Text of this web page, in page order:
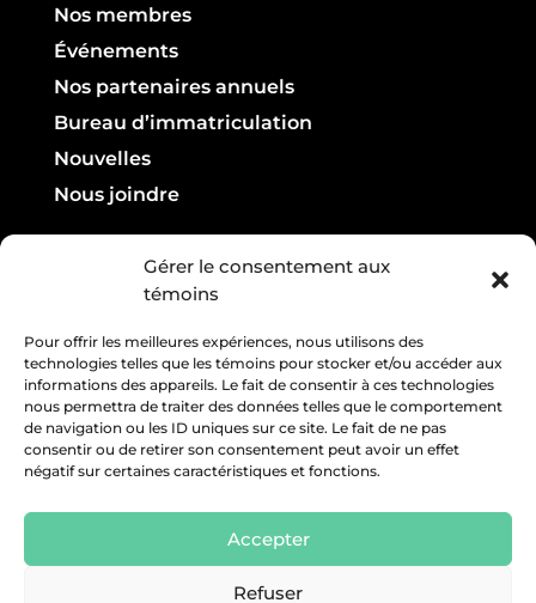
Gérer le consentement aux
témoins
Pour offrir les meilleures expériences, nous utilisons des
technologies telles que les témoins pour stocker et/ou accéder aux
informations des appareils. Le fait de consentir à ces technologies
nous permettra de traiter des données telles que le comportement
de navigation ou les ID uniques sur ce site. Le fait de ne pas
consentir ou de retirer son consentement peut avoir un effet
négatif sur certaines caractéristiques et fonctions.
Accepter
Refuser
Nos membres
Événements
Nos partenaires annuels
Bureau d’immatriculation
Nouvelles
Nous joindre
Infolettre
Courriel :